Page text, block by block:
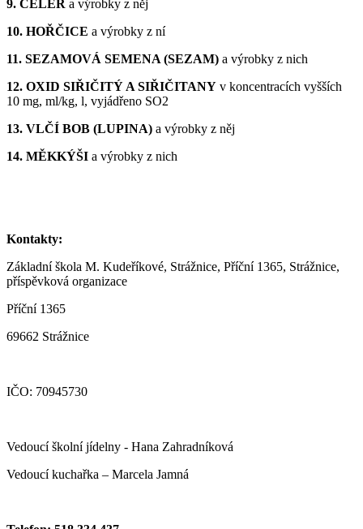
9. CELER a výrobky z něj
10. HOŘČICE a výrobky z ní
11. SEZAMOVÁ SEMENA (SEZAM) a výrobky z nich
12. OXID SIŘIČITÝ A SIŘIČITANY v koncentracích vyšších
10 mg, ml/kg, l, vyjádřeno SO2
13. VLČÍ BOB (LUPINA) a výrobky z něj
14. MĚKKÝŠI a výrobky z nich
Kontakty:
Základní škola M. Kudeříkové, Strážnice, Příční 1365, Strážnice,
příspěvková organizace
Příční 1365
69662 Strážnice
IČO: 70945730
Vedoucí školní jídelny - Hana Zahradníková
Vedoucí kuchařka – Marcela Jamná